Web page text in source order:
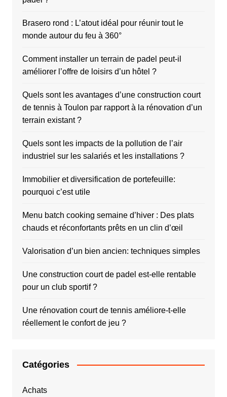
Brasero rond : L’atout idéal pour réunir tout le
monde autour du feu à 360°
Comment installer un terrain de padel peut-il
améliorer l’offre de loisirs d’un hôtel ?
Quels sont les avantages d’une construction court
de tennis à Toulon par rapport à la rénovation d’un
terrain existant ?
Quels sont les impacts de la pollution de l’air
industriel sur les salariés et les installations ?
Immobilier et diversification de portefeuille:
pourquoi c’est utile
Menu batch cooking semaine d’hiver : Des plats
chauds et réconfortants prêts en un clin d’œil
Valorisation d’un bien ancien: techniques simples
Une construction court de padel est-elle rentable
pour un club sportif ?
Une rénovation court de tennis améliore-t-elle
réellement le confort de jeu ?
Catégories
Achats